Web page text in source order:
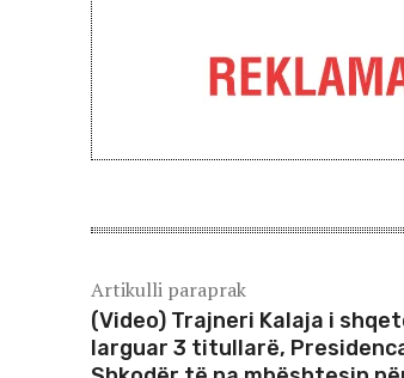
Artikulli paraprak
(Video) Trajneri Kalaja i
larguar 3 titullarë,